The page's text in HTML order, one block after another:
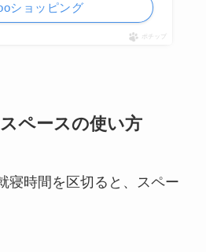
ショッピング
ポチップ
ペースの使い方
寝時間を区切ると、スペー